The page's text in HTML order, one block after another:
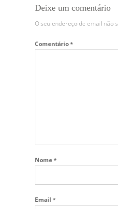
Deixe um comentário
O seu endereço de email não
Comentário *
Nome *
Email *